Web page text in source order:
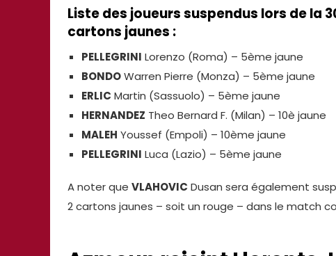
Liste des joueurs suspendus lors de la
cartons jaunes :
PELLEGRINI Lorenzo (Roma) – 5ème jaune
BONDOWarren Pierre (Monza) – 5ème jaune
ERLIC Martin (Sassuolo) – 5ème jaune
HERNANDEZ Theo Bernard F. (Milan) – 10è jaune
MALEH Youssef (Empoli) – 10ème jaune
PELLEGRINI Luca (Lazio) – 5ème jaune
A noter que VLAHOVIC Dusan sera également
2 cartons jaunes – soit un rouge – dans le match